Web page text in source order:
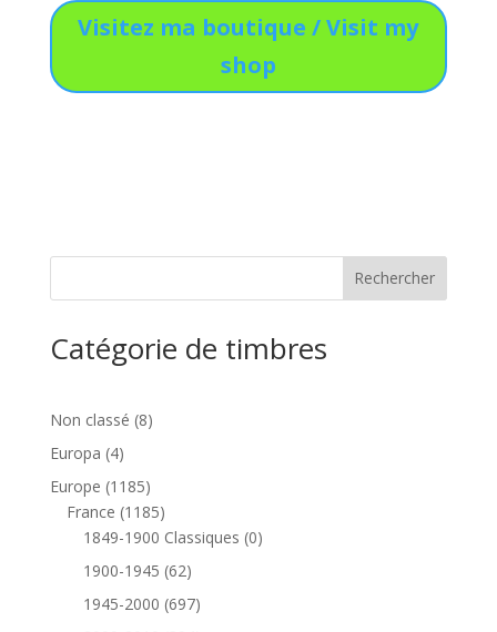
Visitez ma boutique / Visit my
shop
Catégorie de timbres
Non classé 88
Europa 44
produits
Europe 11851185
produits
France 11851185
produits
1849-1900 Classiques 00
1900-1945 6262
produits
1945-2000 697697
produits